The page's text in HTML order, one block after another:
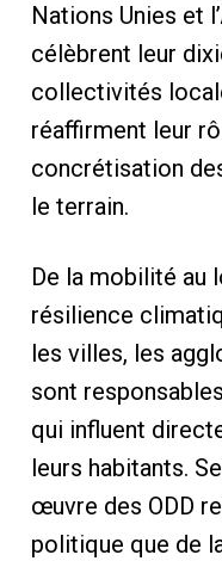
Nations Unies et
célèbrent leur
collectivités
réaffirment leur
concrétisation
le terrain.
De la mobilité au
résilience
les villes, les
sont
qui influent
leurs habitants.
œuvre des ODD
politique que de